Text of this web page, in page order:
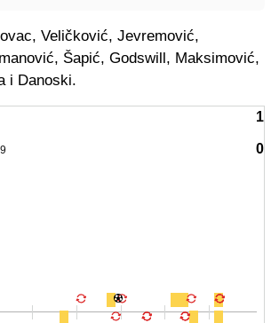
Veličković, Jevremović,
Šapić, Godswill, Maksimović,
i Danoski.
1
0